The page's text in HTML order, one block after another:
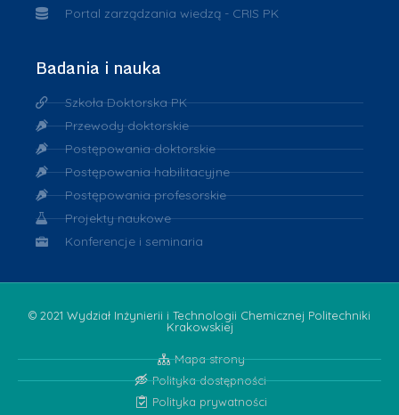
Portal zarządzania wiedzą - CRIS PK
Badania i nauka
Szkoła Doktorska PK
Przewody doktorskie
Postępowania doktorskie
Postępowania habilitacyjne
Postępowania profesorskie
Projekty naukowe
Konferencje i seminaria
© 2021 Wydział Inżynierii i Technologii Chemicznej Politechniki
Krakowskiej
Mapa strony
Polityka dostępności
Polityka prywatności